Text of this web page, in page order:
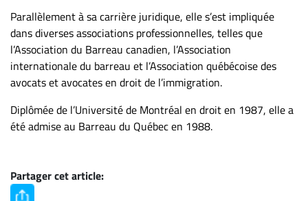
Infolettre
S’abonner
FAQ
Politique de
confidentialité
Parallèlement à sa carrière juridique, elle s’est impliquée
dans diverses associations professionnelles, telles que
l’Association du Barreau canadien, l’Association
internationale du barreau et l’Association québécoise des
avocats et avocates en droit de l’immigration.
Diplômée de l’Université de Montréal en droit en 1987, elle a
été admise au Barreau du Québec en 1988.
Partager cet article: